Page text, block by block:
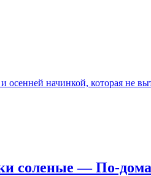
осенней начинкой, которая не
соленые — По-